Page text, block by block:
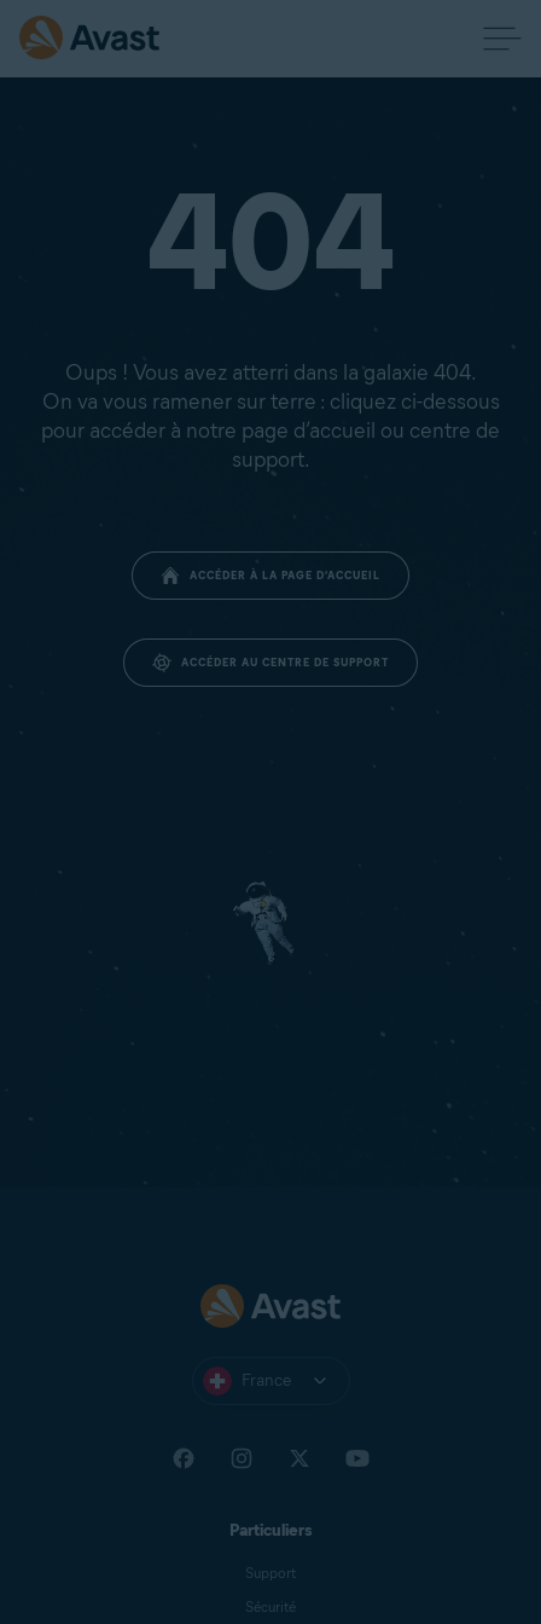
404
Oups ! Vous avez atterri dans la galaxie 404.
On va vous ramener sur terre : cliquez ci-dessous
pour accéder à notre page d’accueil ou centre de
support.
ACCÉDER À LA PAGE D’ACCUEIL
ACCÉDER AU CENTRE DE SUPPORT
France
Particuliers
Support
Sécurité